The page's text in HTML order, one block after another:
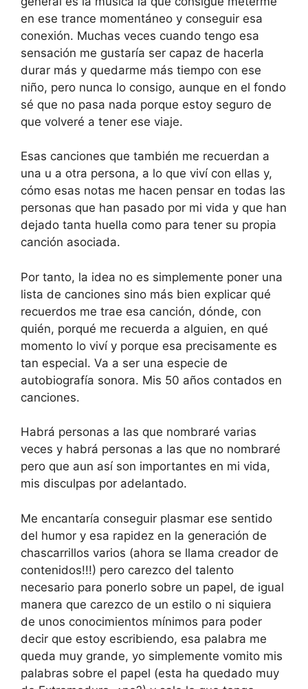
en ese trance momentáneo y conseguir esa
conexión. Muchas veces cuando tengo esa
sensación me gustaría ser capaz de hacerla
durar más y quedarme más tiempo con ese
niño, pero nunca lo consigo, aunque en el fondo
sé que no pasa nada porque estoy seguro de
que volveré a tener ese viaje.
Esas canciones que también me recuerdan a
una u a otra persona, a lo que viví con ellas y,
cómo esas notas me hacen pensar en todas las
personas que han pasado por mi vida y que han
dejado tanta huella como para tener su propia
canción asociada.
Por tanto, la idea no es simplemente poner una
lista de canciones sino más bien explicar qué
recuerdos me trae esa canción, dónde, con
quién, porqué me recuerda a alguien, en qué
momento lo viví y porque esa precisamente es
tan especial. Va a ser una especie de
autobiografía sonora. Mis 50 años contados en
canciones.
Habrá personas a las que nombraré varias
veces y habrá personas a las que no nombraré
pero que aun así son importantes en mi vida,
mis disculpas por adelantado.
Me encantaría conseguir plasmar ese sentido
del humor y esa rapidez en la generación de
chascarrillos varios (ahora se llama creador de
contenidos!!!) pero carezco del talento
necesario para ponerlo sobre un papel, de igual
manera que carezco de un estilo o ni siquiera
de unos conocimientos mínimos para poder
decir que estoy escribiendo, esa palabra me
queda muy grande, yo simplemente vomito mis
palabras sobre el papel (esta ha quedado muy